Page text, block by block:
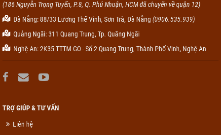
(186 Nguyễn Trọng Tuyển, P.8, Q. Phú Nhuận, HCM đã chuyển về quận 12)
Đà Nẵng: 88/33 Lương Thế Vinh, Sơn Trà, Đà Nẵng (0906.535.939)
Quảng Ngãi: 311 Quang Trung, Tp. Quãng Ngãi
Nghệ An: 2K35 TTTM GO - Số 2 Quang Trung, Thành Phố Vinh, Nghệ An
TRỢ GIÚP & TƯ VẤN
Liên hệ